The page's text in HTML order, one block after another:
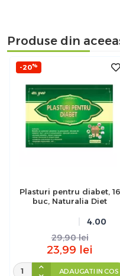
Produse din
-20%
Plasturi pentru diabet, 16
buc, Naturalia Diet
4.00
29,90 lei
23,99 lei
ADAUGATI IN COS